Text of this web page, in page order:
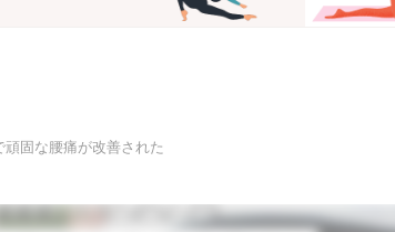
固な腰痛が改善された